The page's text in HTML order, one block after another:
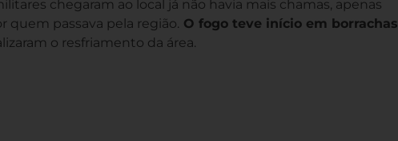
chegaram ao local já não havia mais chamas, apenas
quem passava pela região. O fogo teve início em borrachas
o resfriamento da área.